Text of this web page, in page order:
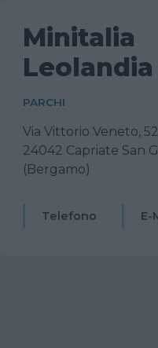
Minitalia
Leolandia
PARCHI
Via Vittorio Veneto, 52
24042 Capriate San
(Bergamo)
Telefono E-